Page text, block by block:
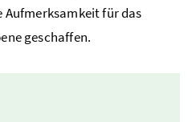
Aufmerksamkeit für das
geschaffen.